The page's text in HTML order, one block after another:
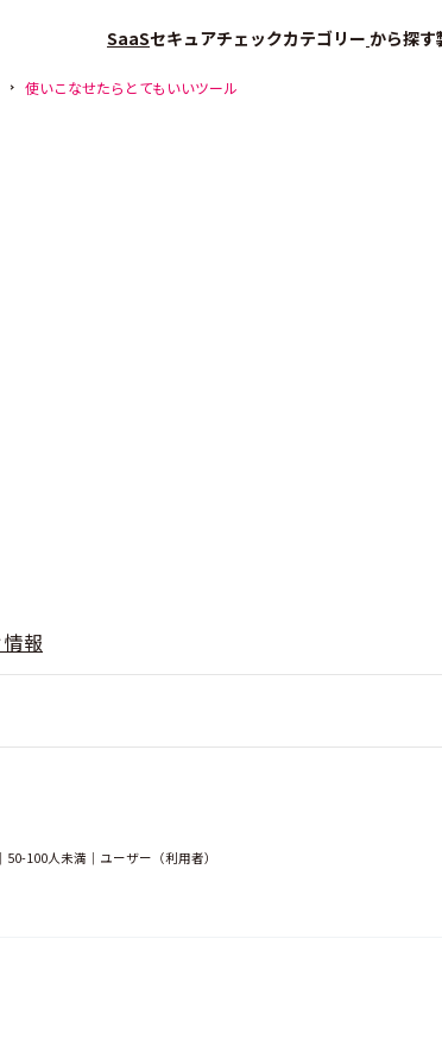
SaaSセキュアチェックカテゴリー から探す
使いこなせたらとてもいいツール
報
100人未満｜ユーザー（利用者）